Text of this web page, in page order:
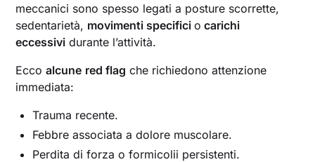
meccanici sono spesso legati a posture scorrette,
sedentarietà, movimenti specificio carichi
eccessivi durante l’attività.
Eccoalcune red flag che richiedono attenzione
immediata:
Trauma recente.
Febbre associata a dolore muscolare.
Perdita di forza o formicolii persistenti.